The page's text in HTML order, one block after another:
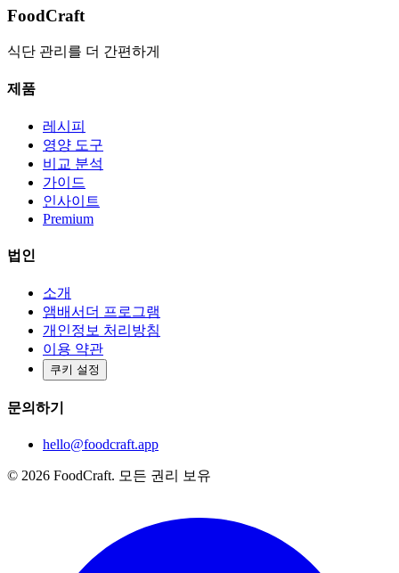
FoodCraft
식단 관리를 더 간편하게
제품
레시피
영양 도구
비교 분석
가이드
인사이트
Premium
법인
소개
앰배서더 프로그램
개인정보 처리방침
이용 약관
쿠키 설정
문의하기
hello@foodcraft.app
© 2026 FoodCraft. 모든 권리 보유